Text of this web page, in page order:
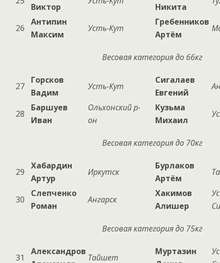
Виктор
Никита
26
Антипин
Максим
Усть-Кут
Гребенников
Артём
Весовая категория до 66кг
27
Горсков
Вадим
Усть-Кут
Сигалаев
Евгений
28
Баршуев
Иван
Ольхонский р-
он
Кузьма
Михаил
Весовая категория до 70кг
29
Хабардин
Артур
Иркутск
Бурлаков
Артём
30
Слепченко
Роман
Ангарск
Хакимов
Алишер
Весовая категория до 75кг
31
Александров
Тайшет
Муртазин